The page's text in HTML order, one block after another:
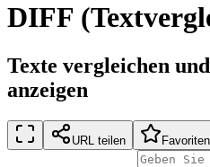
DIFF
Texte vergleichen
anzeigen
URL teilen Favoriten